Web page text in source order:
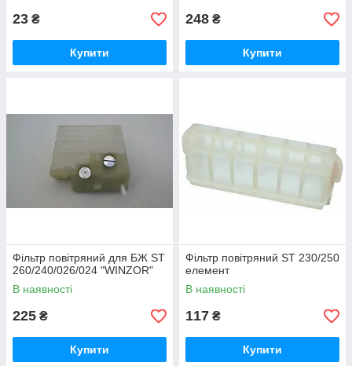
23 ₴
Купити
248 ₴
Купити
Фільтр повітряний для БЖ ST
260/240/026/024 "WINZOR"
В наявності
225 ₴
Купити
Фільтр повітряний ST 230/250
елемент
В наявності
117 ₴
Купити